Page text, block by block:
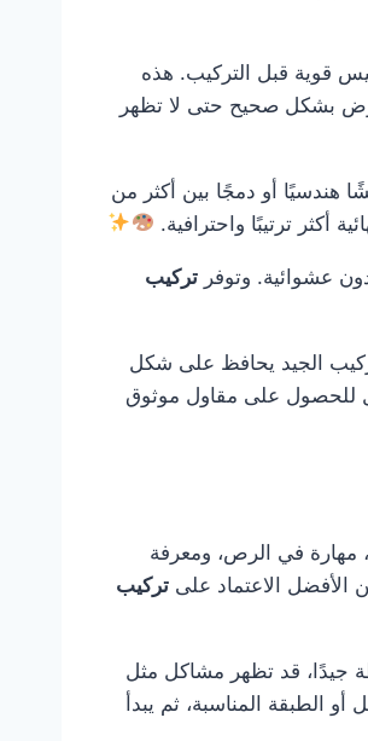
قوية قبل التركيب. هذه
بشكل صحيح حتى لا تظهر
هندسيًا أو دمجًا بين أكثر من
أكثر ترتيبًا واحترافية.
عشوائية. وتوفر تركيب
الجيد يحافظ على شكل
للحصول على مقاول موثوق
مهارة في الرص، ومعرفة
الأفضل الاعتماد على تركيب
جيدًا، قد تظهر مشاكل مثل
الطبقة المناسبة، ثم يبدأ